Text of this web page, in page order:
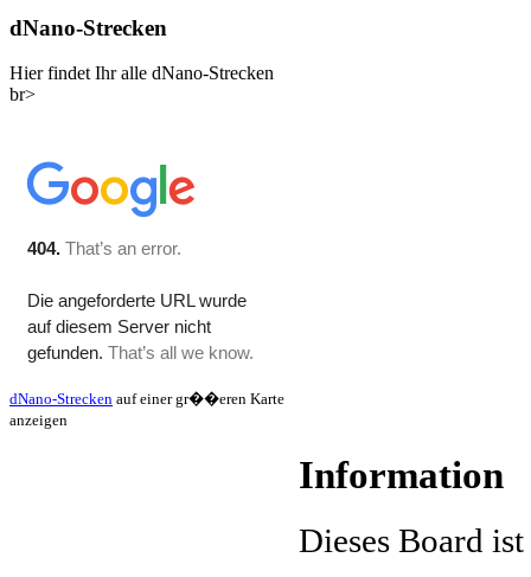
dNano-Strecken
Hier findet Ihr alle dNano-Strecken
br>
dNano-Strecken auf einer gr��eren Karte
anzeigen
Information
Dieses Board